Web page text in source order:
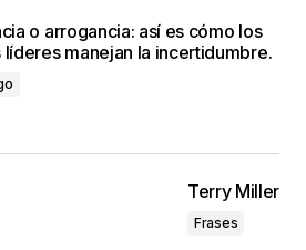
o arrogancia: así es cómo los
líderes manejan la incertidumbre.
Terry Miller
Frases